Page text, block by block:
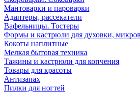
Мантоварки и пароварки
Адаптеры, рассекатели
Вафельницы. Тостеры
Формы и кастрюли для духовки,
Кокоты наплитные
Мелкая бытовая техника
Тажины и кастрюли для копчения
Товары для красоты
Антизапах
Пилки для ногтей